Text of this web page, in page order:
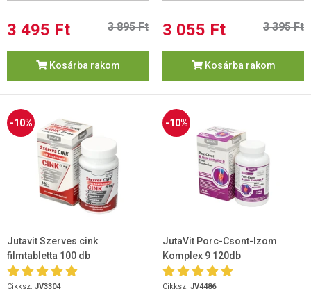
3 495 Ft 3 895 Ft
Kosárba rakom
3 055 Ft 3 395 Ft
Kosárba rakom
-10%
Jutavit Szerves cink
filmtabletta 100 db
Cikksz. JV3304
-10%
JutaVit Porc-Csont-Izom
Komplex 9 120db
Cikksz. JV4486